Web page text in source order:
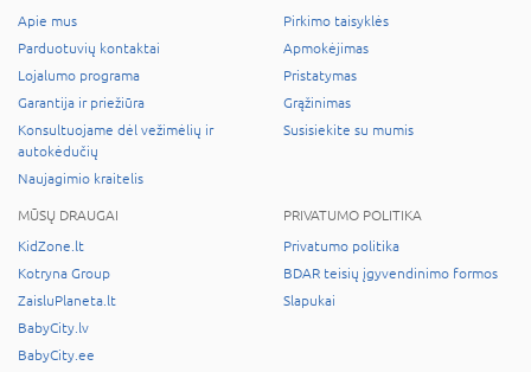
Apie mus
Parduotuvių kontaktai
Lojalumo programa
Garantija ir priežiūra
Konsultuojame dėl vežimėlių ir
autokėdučių
Naujagimio kraitelis
Pirkimo taisyklės
Apmokėjimas
Pristatymas
Grąžinimas
Susisiekite su mumis
MŪSŲ DRAUGAI
KidZone.lt
Kotryna Group
ZaisluPlaneta.lt
BabyCity.lv
BabyCity.ee
PRIVATUMO POLITIKA
Privatumo politika
BDAR teisių įgyvendinimo formos
Slapukai